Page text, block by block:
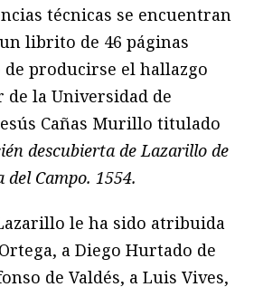
técnicas se encuentran
librito de 46 páginas
de producirse el hallazgo
la Universidad de
Cañas Murillo titulado
descubierta de Lazarillo de
del Campo. 1554.
le ha sido atribuida
a Diego Hurtado de
de Valdés, a Luis Vives,